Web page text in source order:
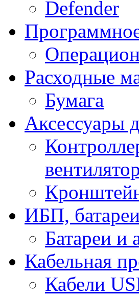
Defender
Расходные
Бумага
Аксессуары
ИБП,
Батареи и
Кабельная
Кабели